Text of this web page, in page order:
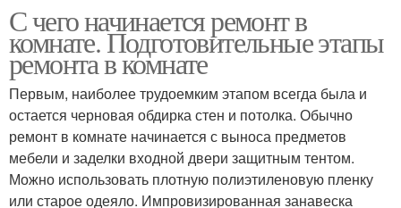
С чего начинается ремонт в
комнате. Подготовительные этапы
ремонта в комнате
Первым, наиболее трудоемким этапом всегда была и
остается черновая обдирка стен и потолка. Обычно
ремонт в комнате начинается с выноса предметов
мебели и заделки входной двери защитным тентом.
Можно использовать плотную полиэтиленовую пленку
или старое одеяло. Импровизированная занавеска